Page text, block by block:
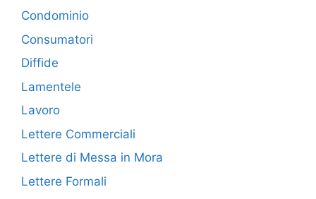
Condominio
Consumatori
Diffide
Lamentele
Lavoro
Lettere Commerciali
Lettere di Messa in Mora
Lettere Formali